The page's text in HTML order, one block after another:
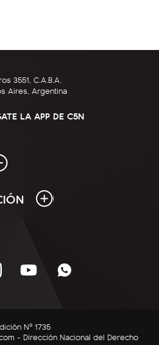
3551, C.A.B.A.
Aires, Argentina
LA APP DE C5N
Nº 1735
- Dirección Nacional del Derecho